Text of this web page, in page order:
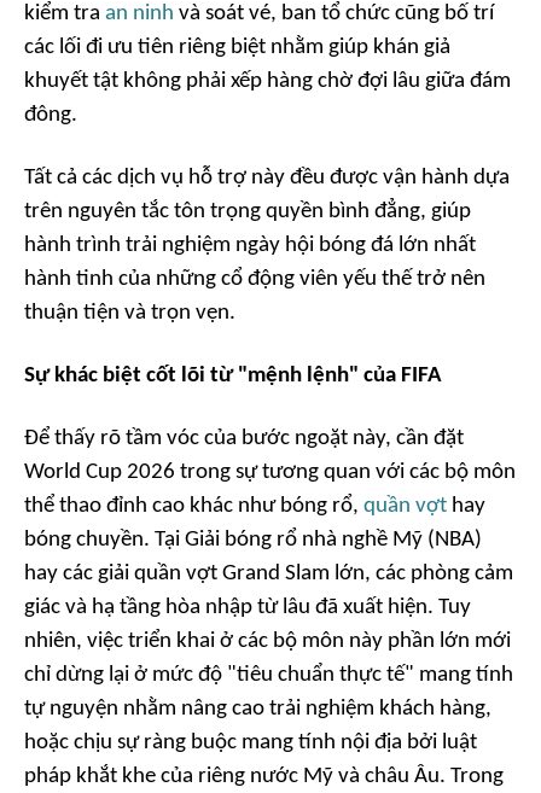
kiểm tra an ninh và soát vé, ban tổ chức cũng bố trí
các lối đi ưu tiên riêng biệt nhằm giúp khán giả
khuyết tật không phải xếp hàng chờ đợi lâu giữa đám
đông.
Tất cả các dịch vụ hỗ trợ này đều được vận hành dựa
trên nguyên tắc tôn trọng quyền bình đẳng, giúp
hành trình trải nghiệm ngày hội bóng đá lớn nhất
hành tinh của những cổ động viên yếu thế trở nên
thuận tiện và trọn vẹn.
Sự khác biệt cốt lõi từ "mệnh lệnh" của FIFA
Để thấy rõ tầm vóc của bước ngoặt này, cần đặt
World Cup 2026 trong sự tương quan với các bộ môn
thể thao đỉnh cao khác như bóng rổ, quần vợt hay
bóng chuyền. Tại Giải bóng rổ nhà nghề Mỹ (NBA)
hay các giải quần vợt Grand Slam lớn, các phòng cảm
giác và hạ tầng hòa nhập từ lâu đã xuất hiện. Tuy
nhiên, việc triển khai ở các bộ môn này phần lớn mới
chỉ dừng lại ở mức độ "tiêu chuẩn thực tế" mang tính
tự nguyện nhằm nâng cao trải nghiệm khách hàng,
hoặc chịu sự ràng buộc mang tính nội địa bởi luật
pháp khắt khe của riêng nước Mỹ và châu Âu. Trong